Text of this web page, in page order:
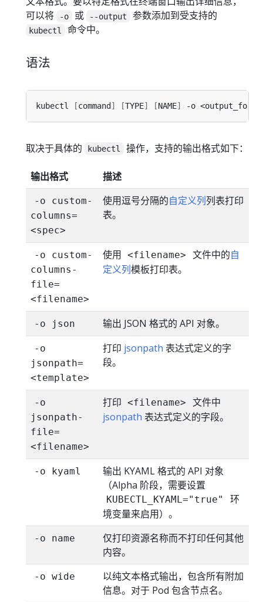
可以将
-o 或 --output 参数添加到受支持的
kubectl 命令中。
语法
kubectl [command ] [TYPE] [NAME]
取决于具体的 kubectl 操作，支持的输出格式如下：
输出格式 描述
-o custom-
columns=
<spec>
使用逗号分隔的自定义列列表打印
表。
-o custom-
columns-
file=
<filename>
使用 <filename> 文件中的自
定义列模板打印表。
-o json 输出 JSON 格式的 API 对象。
-o
jsonpath=
<template>
打印 jsonpath 表达式定义的字
段。
-o
jsonpath-
file=
<filename>
打印 <filename>
文件中
jsonpath 表达式定义的字段。
-o kyaml
输出 KYAML 格式的 API 对象
（Alpha 阶段，需要设置
KUBECTL_KYAML="true"
环
境变量来启用）。
-o name
仅打印资源名称而不打印任何其他
内容。
-o wide
以纯文本格式输出，包含所有附加
信息。对于 Pod 包含节点名。